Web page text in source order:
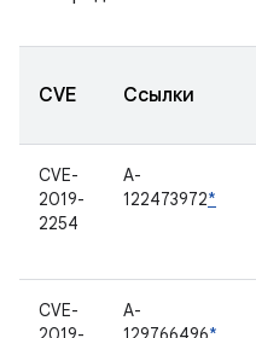
CVE Ссылки
CVE-
2019-
2254
A-
122473972*
CVE-
A-